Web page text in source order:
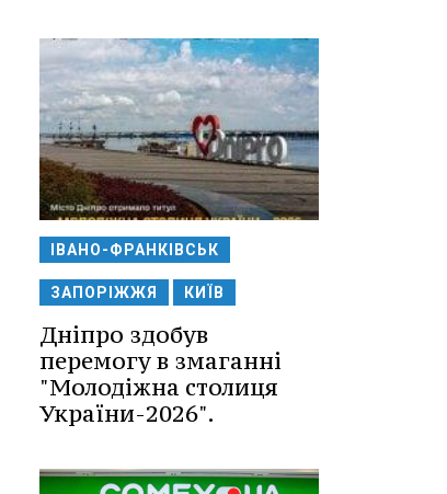
ІВАНО-ФРАНКІВСЬК
ЗАПОРІЖЖЯ КИЇВ
Дніпро здобув
перемогу в змаганні
"Молодіжна столиця
України-2026".